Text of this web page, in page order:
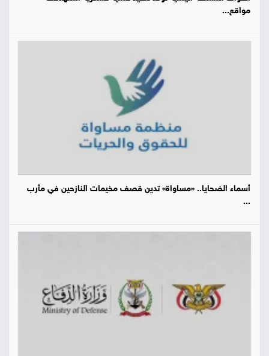
مواقع...
أسماء الضحايا.. «مساواة» تدين قصف مخيمات النازحين في مأرب
...